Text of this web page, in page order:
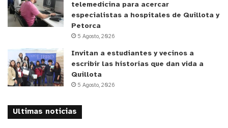
telemedicina para acercar
especialistas a hospitales de Quillota y
Petorca
5 Agosto, 2026
Invitan a estudiantes y vecinos a
escribir las historias que dan vida a
Quillota
5 Agosto, 2026
Ultimas noticias